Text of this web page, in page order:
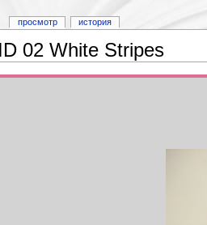
02 White Stripes
просмотр история